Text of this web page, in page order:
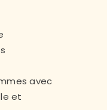
avec
et